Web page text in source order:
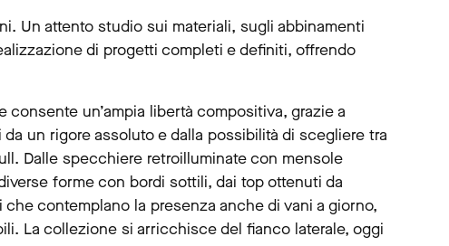
Un attento studio sui materiali, sugli abbinamenti
di progetti completi e definiti, offrendo
un’ampia libertà compositiva, grazie a
un rigore assoluto e dalla possibilità di scegliere tra
Dalle specchiere retroilluminate con mensole
forme con bordi sottili, dai top ottenuti da
contemplano la presenza anche di vani a giorno,
La collezione si arricchisce del fianco laterale, oggi